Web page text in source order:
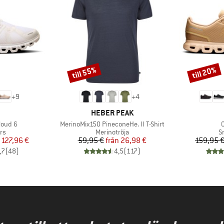
+9
6
pris
127,96 €
(48)
+4
VARUMÄRKE
HEBER PEAK
Produkter
MerinoMix150 PineconeHe. II T-Shirt
Produktgrupp
Merinotröja
Pris
59,95 € Reducerat pris
från 26,98 €
4,5(117)
Rabatt
till 55%
159,95 €
Rabatt
till 20%